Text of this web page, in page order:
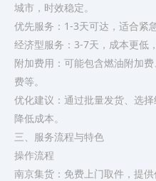
城市，时效稳定。
优先服务：1-3天可达，适合紧
经济型服务：3-7天，成本更低
附加费用：可能包含燃油附加
费等。
优化建议：通过批量发货、选
降低成本。
三、服务流程与特色
‌操作流程‌
南京集货‌：免费上门取件，提供